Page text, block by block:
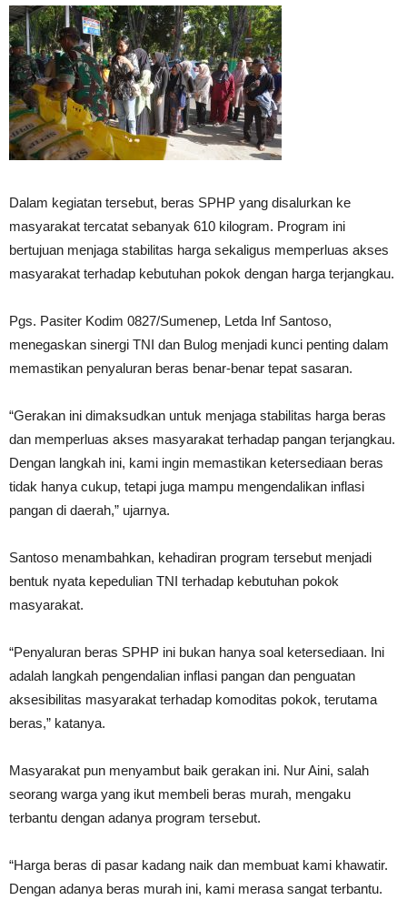
Dalam kegiatan tersebut, beras SPHP yang disalurkan ke
masyarakat tercatat sebanyak 610 kilogram. Program ini
bertujuan menjaga stabilitas harga sekaligus memperluas akses
masyarakat terhadap kebutuhan pokok dengan harga terjangkau.
Pgs. Pasiter Kodim 0827/Sumenep, Letda Inf Santoso,
menegaskan sinergi TNI dan Bulog menjadi kunci penting dalam
memastikan penyaluran beras benar-benar tepat sasaran.
“Gerakan ini dimaksudkan untuk menjaga stabilitas harga beras
dan memperluas akses masyarakat terhadap pangan terjangkau.
Dengan langkah ini, kami ingin memastikan ketersediaan beras
tidak hanya cukup, tetapi juga mampu mengendalikan inflasi
pangan di daerah,” ujarnya.
Santoso menambahkan, kehadiran program tersebut menjadi
bentuk nyata kepedulian TNI terhadap kebutuhan pokok
masyarakat.
“Penyaluran beras SPHP ini bukan hanya soal ketersediaan. Ini
adalah langkah pengendalian inflasi pangan dan penguatan
aksesibilitas masyarakat terhadap komoditas pokok, terutama
beras,” katanya.
Masyarakat pun menyambut baik gerakan ini. Nur Aini, salah
seorang warga yang ikut membeli beras murah, mengaku
terbantu dengan adanya program tersebut.
“Harga beras di pasar kadang naik dan membuat kami khawatir.
Dengan adanya beras murah ini, kami merasa sangat terbantu.